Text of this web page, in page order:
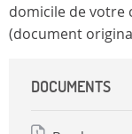
domicile de votre
(document
DOCUMENTS